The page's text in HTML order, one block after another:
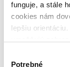
funguje, a stále
cookies nám
lepšiu
keby sme mohli
Potrebné